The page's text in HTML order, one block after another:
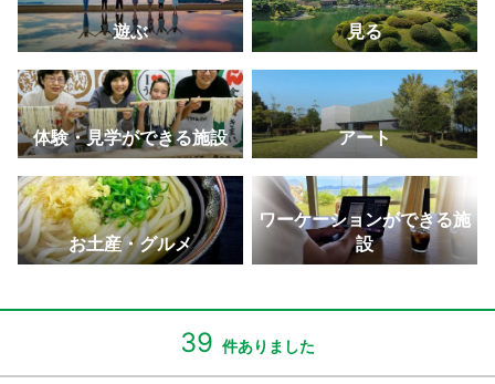
さぬきこどもの国
体験型の遊びを通して一日中家族で楽しめる大型児
童館。
玉藻公園（玉藻城）
鯛に餌をあげて自分の願いが叶う”鯛願成就”体験がで
高松中央商店街
アーケードが日本一長いことで知られる商店街。
ーで40分の島
大串自然公園
海・山・風などの美しい自然が広がるレジャースポ
ット。
しろとり動物園
動物と距離が近い香川県唯一の動物園には、ホワイ
和三盆（讃州井筒屋敷）
まろやかで上品な甘みの和三盆糖で可愛らしい型抜
き体験ができる
世界的にも珍しい白と黒の縞模様ができた地質の名
金丸座
現存する日本最古の芝居小屋で「四国こんぴら歌舞
伎大芝居」開催
瀬戸大橋記念公園
本州と四国を結ぶ瀬戸大橋を望むなら最高のロケー
四国水族館
四国のダイナミックな水景を再現した四国最大級の
水族館。
灌漑用ため池としては日本最大級で6月にはゆる抜き
が実施される
父母ヶ浜
SNSで拡散！ウユニ塩湖のような写真が撮れる大人
気スポット。
高屋神社
標高404メートルにある天空の鳥居から市内と瀬戸
紫雲出山
ニューヨークタイムズにも取り上げられた桜の名所
は絶景
中世ヨーロッパの古城を思わせるアーチダム
寒霞渓
四季折々の景色を楽しめる。ロープウェイからの眺
めは絶景
二十四の瞳映画村
映画のロケ地で、どこか懐かしいノスタルジックな
オリーブ公園
約2,000本のオリーブ畑に囲まれた見どころ満載の
道の駅公園。
日本遺産認定！「備讃諸島の石の島の物語」の構成
文化財が点在
遊ぶ 見る
体験・見学ができる施設 アート
お土産・グルメ
ワーケーションができる施
設
39 件ありました